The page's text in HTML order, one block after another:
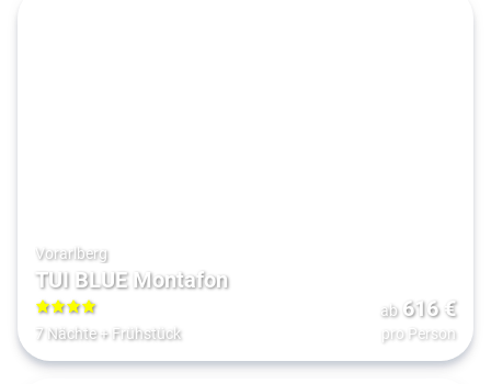
Vorarlberg
TUI BLUE Montafon
4
7 Nächte+ Frühstück
ab 616€
pro Person